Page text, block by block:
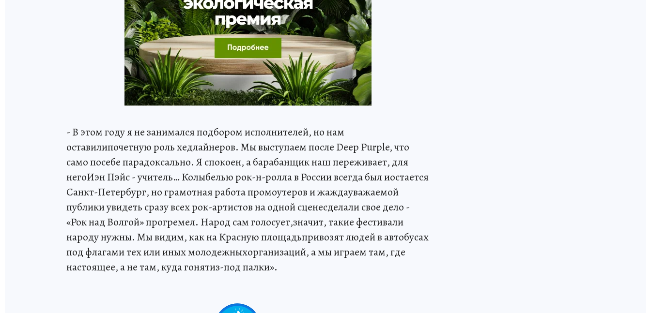
- В этом году я не занимался подбором исполнителей, но нам
оставилипочетную роль хедлайнеров. Мы выступаем после Deep Purple, что
само посебе парадоксально. Я спокоен, а барабанщик наш переживает, для
негоИэн Пэйс - учитель… Колыбелью рок-н-ролла в России всегда был иостается
Санкт-Петербург, но грамотная работа промоутеров и жаждауважаемой
публики увидеть сразу всех рок-артистов на одной сценесделали свое дело -
«Рок над Волгой» прогремел. Народ сам голосует,значит, такие фестивали
народу нужны. Мы видим, как на Красную площадьпривозят людей в автобусах
под флагами тех или иных молодежныхорганизаций, а мы играем там, где
настоящее, а не там, куда гонятиз-под палки».